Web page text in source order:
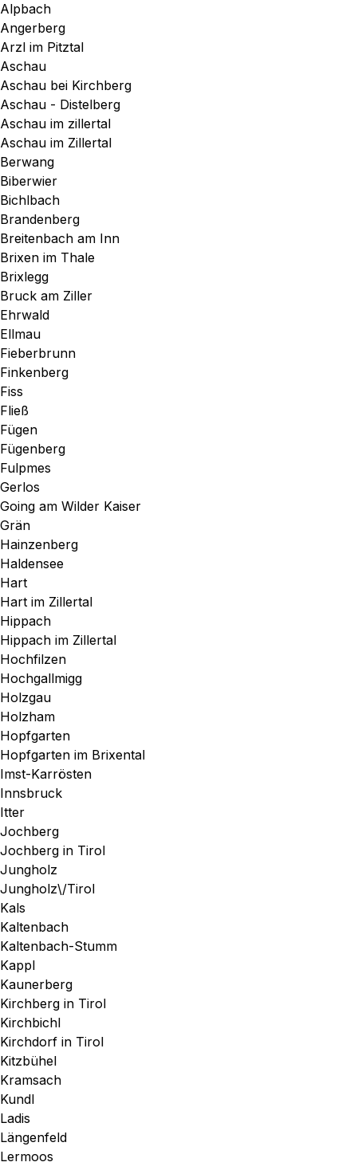
Alpbach
Angerberg
Arzl im Pitztal
Aschau
Aschau bei Kirchberg
Aschau - Distelberg
Aschau im zillertal
Aschau im Zillertal
Berwang
Biberwier
Bichlbach
Brandenberg
Breitenbach am Inn
Brixen im Thale
Brixlegg
Bruck am Ziller
Ehrwald
Ellmau
Fieberbrunn
Finkenberg
Fiss
Fließ
Fügen
Fügenberg
Fulpmes
Gerlos
Going am Wilder Kaiser
Grän
Hainzenberg
Haldensee
Hart
Hart im Zillertal
Hippach
Hippach im Zillertal
Hochfilzen
Hochgallmigg
Holzgau
Holzham
Hopfgarten
Hopfgarten im Brixental
Imst-Karrösten
Innsbruck
Itter
Jochberg
Jochberg in Tirol
Jungholz
Jungholz\/Tirol
Kals
Kaltenbach
Kaltenbach-Stumm
Kappl
Kaunerberg
Kirchberg in Tirol
Kirchbichl
Kirchdorf in Tirol
Kitzbühel
Kramsach
Kundl
Ladis
Längenfeld
Lermoos